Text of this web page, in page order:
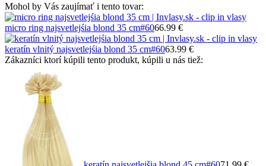
Mohol by Vás zaujímať i tento tovar:
micro ring najsvetlejśia blond 35 cm#6066.99 €
keratín vlnitý najsvetlejśia blond 35 cm#6063.99 €
Zákazníci ktorí kúpili tento produkt, kúpili u nás tiež: